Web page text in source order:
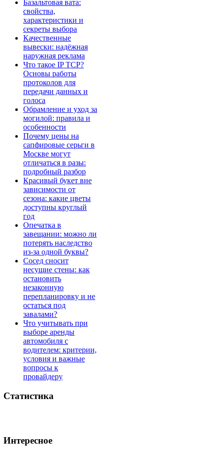
Базальтовая вата:
свойства,
характеристики и
секреты выбора
Качественные
вывески: надёжная
наружная реклама
Что такое IP TCP?
Основы работы
протоколов для
передачи данных и
голоса
Обрамление и уход за
могилой: правила и
особенности
Почему цены на
сапфировые серьги в
Москве могут
отличаться в разы:
подробный разбор
Красивый букет вне
зависимости от
сезона: какие цветы
доступны круглый
год
Опечатка в
завещании: можно ли
потерять наследство
из-за одной буквы?
Сосед сносит
несущие стены: как
остановить
незаконную
перепланировку и не
остаться под
завалами?
Что учитывать при
выборе аренды
автомобиля с
водителем: критерии,
условия и важные
вопросы к
провайдеру
Статистика
Интересное